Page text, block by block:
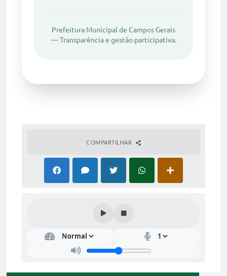
Prefeitura Municipal de Campos Gerais
— Transparência e gestão participativa.
COMPARTILHAR